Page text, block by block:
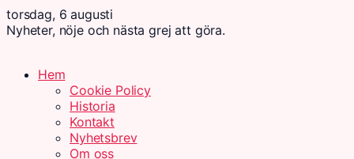
torsdag, 6 augusti
Nyheter, nöje och nästa grej att göra.
Hem
Cookie Policy
Historia
Kontakt
Nyhetsbrev
Om oss